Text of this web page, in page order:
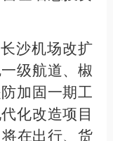
沙机场改扩
级航道、椒
加固一期工
化改造项目
在出行、货